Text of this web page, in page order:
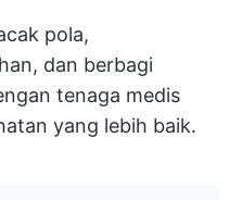
pola,
dan berbagi
tenaga medis
yang lebih baik.